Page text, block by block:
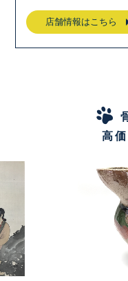
店舗情報はこちら
高